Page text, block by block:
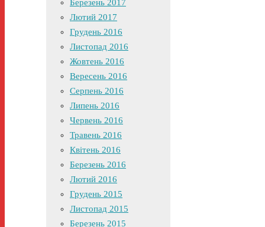
Березень 2017
Лютий 2017
Грудень 2016
Листопад 2016
Жовтень 2016
Вересень 2016
Серпень 2016
Липень 2016
Червень 2016
Травень 2016
Квітень 2016
Березень 2016
Лютий 2016
Грудень 2015
Листопад 2015
Березень 2015